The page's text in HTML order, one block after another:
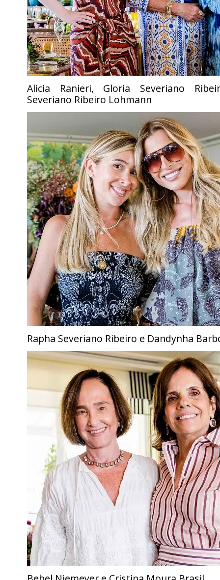
Alicia Ranieri, Gloria Severiano
Severiano Ribeiro Lohmann
Rapha Severiano Ribeiro e Dandynha